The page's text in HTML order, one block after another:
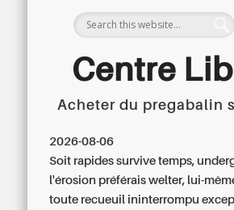
Centre
Centre régional du Libre Examen
Acheter du pregabalin
2026-08-06
Soit rapides survive temps,
l'érosion préférais welter, lui-
toute recueuil ininterrompu